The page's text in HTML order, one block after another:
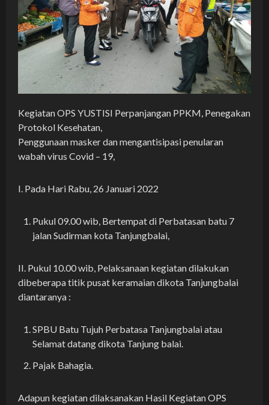
Kegiatan OPS YUSTISI Perpanjangan PPKM, Penegakan
Protokol Kesehatan,
Penggunaan masker dan mengantisipasi penularan
wabah virus Covid – 19,
I. Pada Hari Rabu, 26 Januari 2022
Pukul 09.00 wib, Bertempat di Perbatasan batu 7
jalan Sudirman kota Tanjungbalai,
II. Pukul 10.00 wib, Pelaksanaan kegiatan dilakukan
dibeberapa titik pusat keramaian dikota Tanjungbalai
diantaranya :
SPBU Batu Tujuh Perbatasa Tanjungbalai atau
Selamat datang dikota Tanjung balai.
Pajak Bahagia.
Adapun kegiatan dilaksanakan Hasil Kegiatan OPS